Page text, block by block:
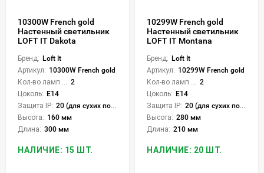
10300W French gold
Настенный светильник
LOFT IT Dakota
Бренд: Loft It
Артикул: 10300W French gold
2
Цоколь: E14
Защита IP: 20 (для сухих пом.)
Высота: 160 мм
Длина: 300 мм
НАЛИЧИЕ: 15 ШТ.
10299W French gold
Настенный светильник
LOFT IT Montana
Бренд: Loft It
Артикул: 10299W French gold
2
Цоколь: E14
Защита IP: 20 (для сухих пом.)
Высота: 280 мм
Длина: 210 мм
НАЛИЧИЕ: 20 ШТ.